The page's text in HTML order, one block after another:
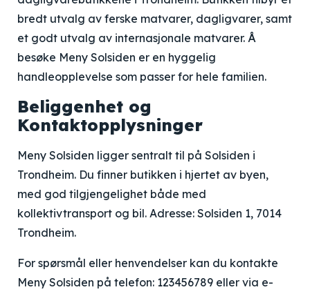
bredt utvalg av ferske matvarer, dagligvarer, samt
et godt utvalg av internasjonale matvarer. Å
besøke Meny Solsiden er en hyggelig
handleopplevelse som passer for hele familien.
Beliggenhet og
Kontaktopplysninger
Meny Solsiden ligger sentralt til på Solsiden i
Trondheim. Du finner butikken i hjertet av byen,
med god tilgjengelighet både med
kollektivtransport og bil. Adresse: Solsiden 1, 7014
Trondheim.
For spørsmål eller henvendelser kan du kontakte
Meny Solsiden på telefon: 123456789 eller via e-